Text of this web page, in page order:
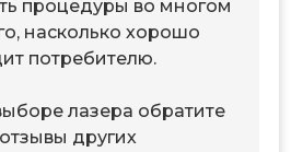
процедуры во многом
насколько хорошо
потребителю.
лазера обратите
других